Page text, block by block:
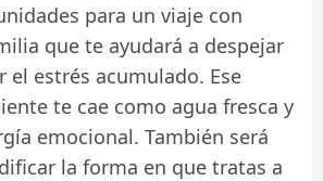
para un viaje con
que te ayudará a despejar
el estrés acumulado. Ese
te cae como agua fresca y
emocional. También será
la forma en que tratas a